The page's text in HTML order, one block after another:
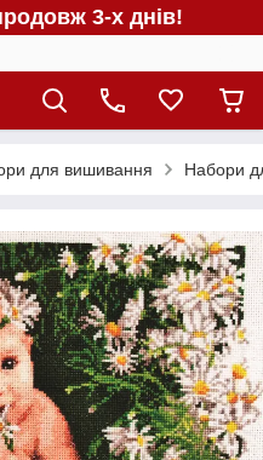
3-х днів!
для вишивання Набори